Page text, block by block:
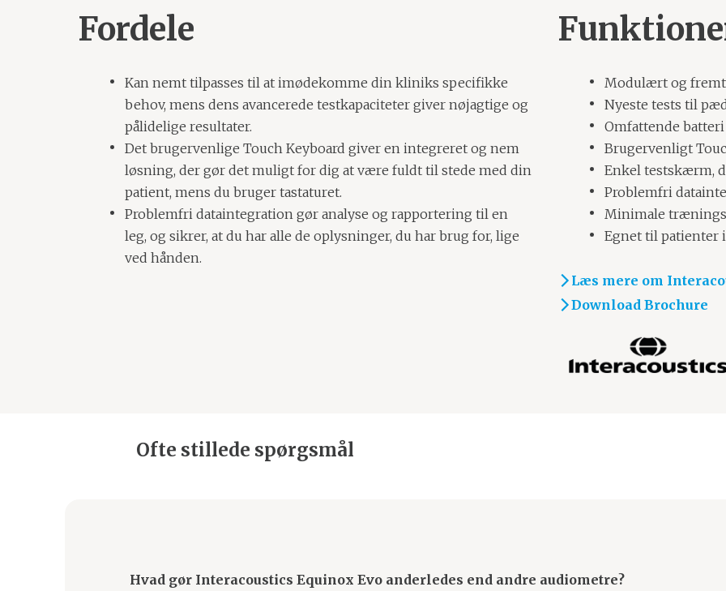
Fordele
Kan nemt tilpasses til at imødekomme din kliniks specifikke
behov, mens dens avancerede testkapaciteter giver nøjagtige og
pålidelige resultater.
Det brugervenlige Touch Keyboard giver en integreret og nem
løsning, der gør det muligt for dig at være fuldt til stede med din
patient, mens du bruger tastaturet.
Problemfri dataintegration gør analyse og rapportering til en
leg, og sikrer, at du har alle de oplysninger, du har brug for, lige
ved hånden.
Modulært og
Nyeste tests til
Omfattende
Brugervenligt
Enkel testskærm,
Problemfri
Minimale
Egnet til patienter
Læs mere om
Download Brochure
Ofte stillede spørgsmål
Hvad gør Interacoustics Equinox Evo anderledes end andre audiometre?